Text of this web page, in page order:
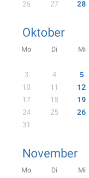
26 27 28
Oktober
Mo Di Mi
3
4 5
10
11 12
17
18 19
24
25 26
31
November
Mo Di Mi